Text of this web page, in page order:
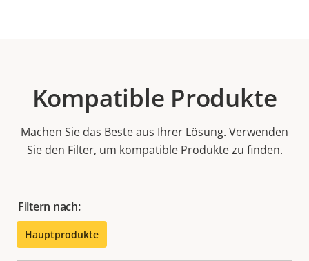
Kompatible Produkte
Machen Sie das Beste aus Ihrer Lösung. Verwenden
Sie den Filter, um kompatible Produkte zu finden.
Filtern nach:
Hauptprodukte